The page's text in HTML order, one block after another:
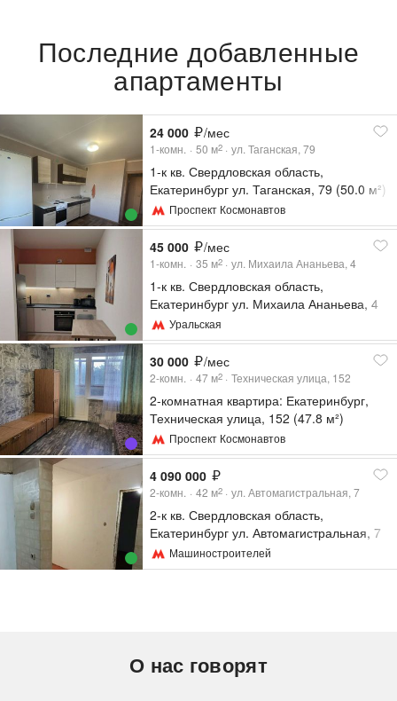
Последние добавленные
апартаменты
24 000 /мес
1-комн. 50 м2 ул. Таганская, 79
1-к кв. Свердловская область,
Екатеринбург ул. Таганская, 79 (50.0 м²)
Проспект Космонавтов
45 000 /мес
1-комн. 35 м2 ул. Михаила Ананьева, 4
1-к кв. Свердловская область,
Екатеринбург ул. Михаила Ананьева, 4
(35.0 м²)
Уральская
30 000 /мес
2-комн. 47 м2 Техническая улица, 152
2-комнатная квартира: Екатеринбург,
Техническая улица, 152 (47.8 м²)
Проспект Космонавтов
4 090 000
2-комн. 42 м2 ул. Автомагистральная, 7
2-к кв. Свердловская область,
Екатеринбург ул. Автомагистральная, 7
(42.9 м²)
Машиностроителей
О нас говорят